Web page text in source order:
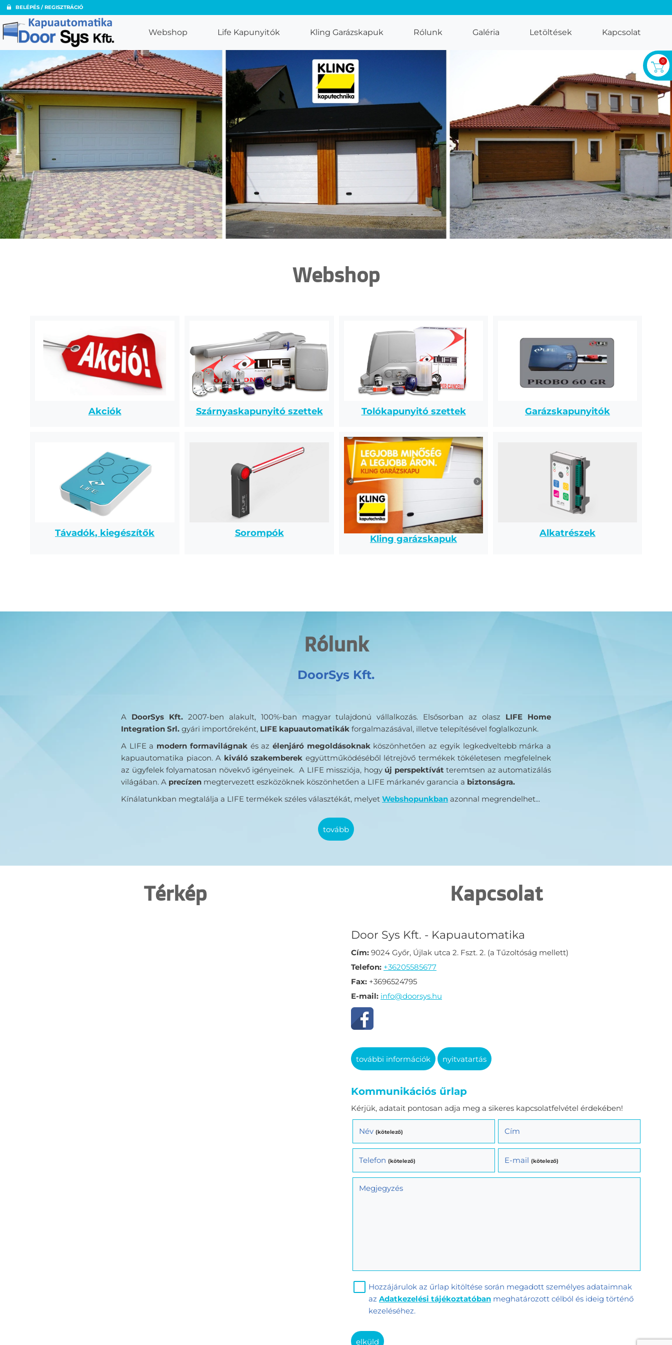
BELÉPÉS / REGISZTRÁCIÓ
0
Webshop Life Kapunyitók Kling Garázskapuk Rólunk Galéria Letöltések Kapcsolat
Webshop
Akciók Szárnyaskapunyitó szettek Tolókapunyitó szettek Garázskapunyitók
Távadók, kiegészítők Sorompók
Kling garázskapuk
Alkatrészek
Rólunk
DoorSys Kft.
A DoorSys Kft.2007-ben alakult, 100%-ban magyar tulajdonú vállalkozás. Elsősorban az olasz LIFE Home
Integration Srl. gyári importőreként, LIFE kapuautomatikák forgalmazásával, illetve telepítésével foglalkozunk.
A LIFE a modern formavilágnakés azélenjáró megoldásoknakköszönhetően az egyik legkedveltebb márka a
kapuautomatika piacon. A kiváló szakemberek együttműködéséből létrejövő termékek tökéletesen megfelelnek
az ügyfelek folyamatosan növekvő igényeinek. A LIFE missziója, hogy új perspektívát teremtsen az automatizálás
világában. A precízen megtervezett eszközöknek köszönhetően a LIFE márkanév garancia a biztonságra.
Kínálatunkban megtalálja a LIFE termékek széles választékát, melyet Webshopunkban azonnal megrendelhet...
tovább
Kapcsolat
Door Sys Kft. - Kapuautomatika
Cím: 9024 Győr, Újlak utca 2. Fszt. 2. (a Tűzoltóság mellett)
Telefon: +36205585677
Fax: +3696524795
E-mail: info@doorsys.hu
további információk nyitvatartás
Kommunikációs űrlap
Kérjük, adatait pontosan adja meg a sikeres kapcsolatfelvétel érdekében!
Név (kötelező) Cím
Telefon (kötelező) E-mail (kötelező)
Megjegyzés
Hozzájárulok az űrlap kitöltése során megadott személyes adataimnak
az Adatkezelési tájékoztatóban meghatározott célból és ideig történő
kezeléséhez.
elküld
Térkép